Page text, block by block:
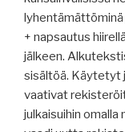
lyhentämättöminä
+ napsautus
jälkeen.
sisältöä. Käytetyt
vaativat
julkaisuihin omalla